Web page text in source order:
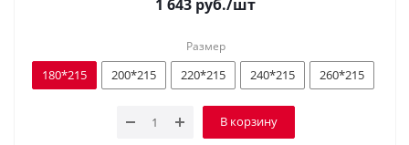
1 643 руб./шт
Размер
180*215 200*215 220*215 240*215 260*215
В корзину